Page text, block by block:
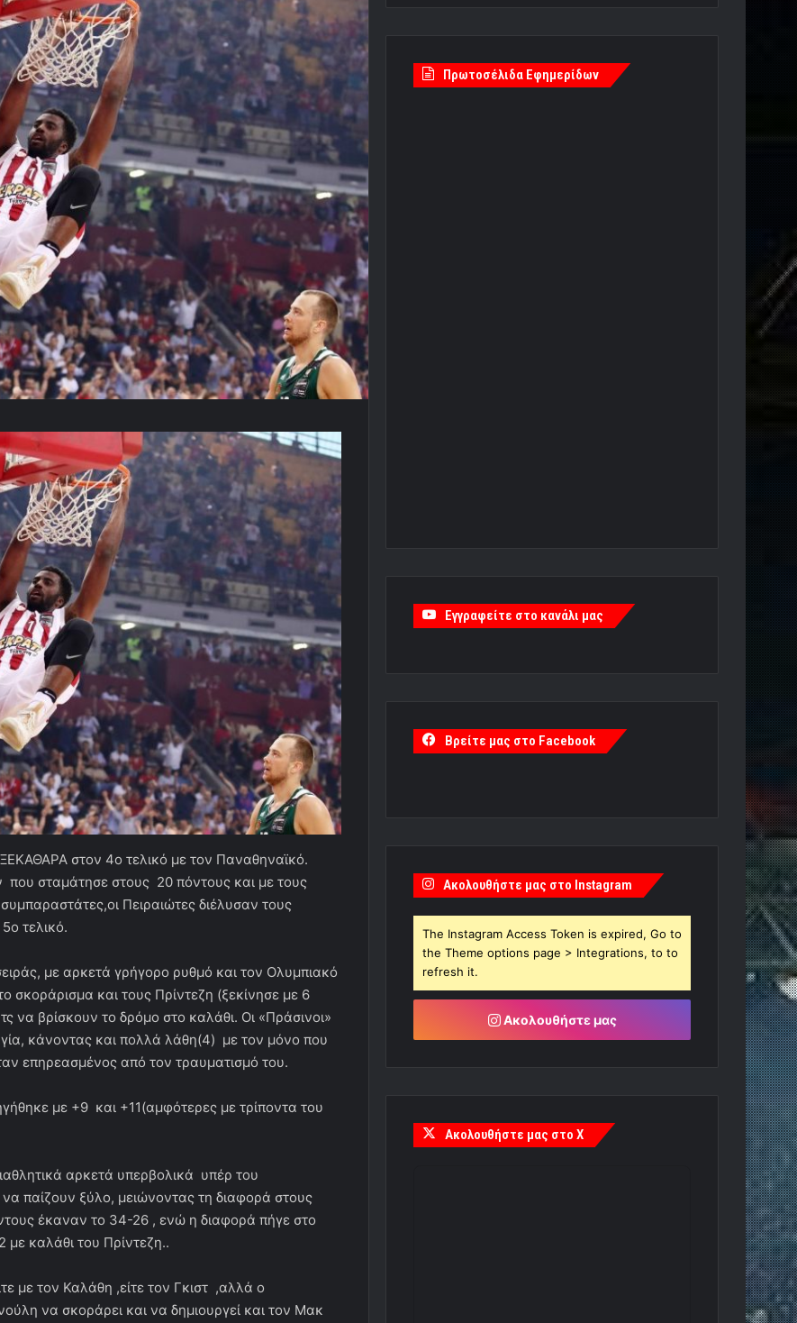
στον 4ο τελικό με τον Παναθηναϊκό.
σταμάτησε στους 20 πόντους και με τους
Πειραιώτες διέλυσαν τους
τελικό.
με αρκετά γρήγορο ρυθμό και τον Ολυμπιακό
σκοράρισμα και τους Πρίντεζη (ξεκίνησε με 6
βρίσκουν το δρόμο στο καλάθι. Οι «Πράσινοι»
κάνοντας και πολλά λάθη(4) με τον μόνο που
επηρεασμένος από τον τραυματισμό του.
με +9 και +11(αμφότερες με τρίποντα του
αρκετά υπερβολικά υπέρ του
παίζουν ξύλο, μειώνοντας τη διαφορά στους
έκαναν το 34-26 , ενώ η διαφορά πήγε στο
με καλάθι του Πρίντεζη..
με τον Καλάθη ,είτε τον Γκιστ ,αλλά ο
να σκοράρει και να δημιουργεί και τον Μακ
Πρωτοσέλιδα Εφημερίδων
Εγγραφείτε στο κανάλι μας
Βρείτε μας στο Facebook
Ακολουθήστε μας στο Instagram
The Instagram Access Token is expired, Go to
the Theme options page > Integrations, to to
refresh it.
Ακολουθήστε μας
Ακολουθήστε μας στο X